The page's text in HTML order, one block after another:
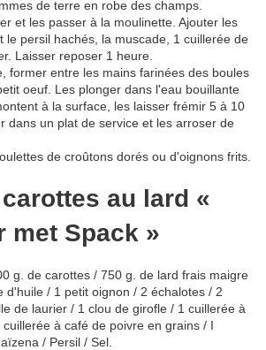
de terre en robe des champs.
et les passer à la moulinette. Ajouter les
persil hachés, la muscade, 1 cuillerée de
Laisser reposer 1 heure.
former entre les mains farinées des boules
oeuf. Les plonger dans l'eau bouillante
à la surface, les laisser frémir 5 à 10
dans un plat de service et les arroser de
de croûtons dorés ou d'oignons frits.
au lard «
met Spack »
g. de carottes / 750 g. de lard frais maigre
d'huile / 1 petit oignon / 2 échalotes / 2
de laurier / 1 clou de girofle / 1 cuillerée à
à café de poivre en grains / I
/ Persil / Sel.